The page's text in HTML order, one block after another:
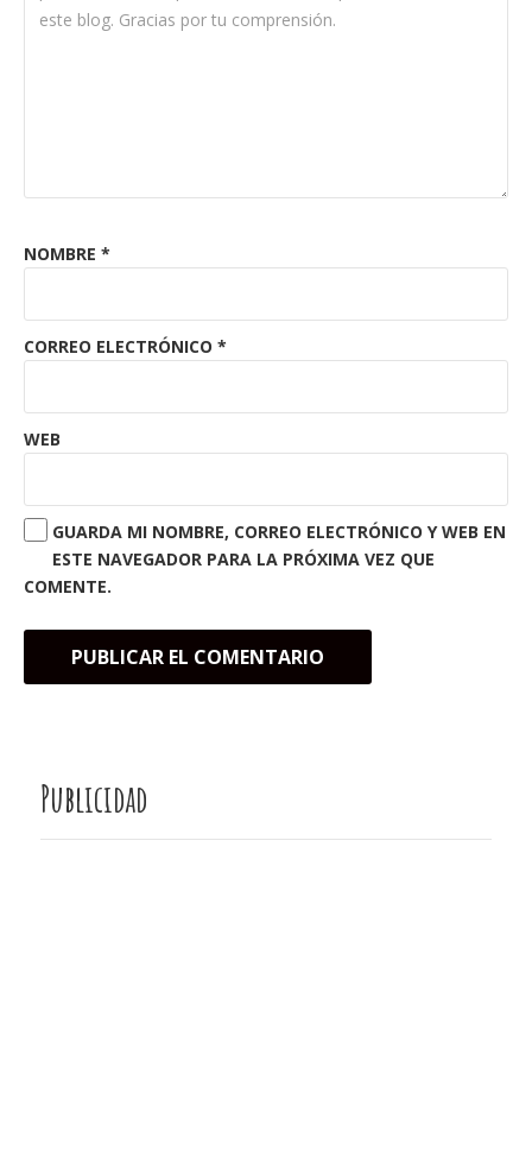
NOMBRE *
CORREO ELECTRÓNICO *
WEB
GUARDA MI NOMBRE, CORREO ELECTRÓNICO Y WEB EN
ESTE NAVEGADOR PARA LA PRÓXIMA VEZ QUE
COMENTE.
Publicidad